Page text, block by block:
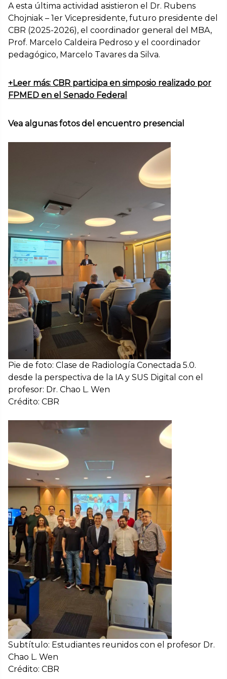
A esta última actividad asistieron el Dr. Rubens
Chojniak – 1er Vicepresidente, futuro presidente del
CBR (2025-2026), el coordinador general del MBA,
Prof. Marcelo Caldeira Pedroso y el coordinador
pedagógico, Marcelo Tavares da Silva.
+Leer más: CBR participa en simposio realizado por
FPMED en el Senado Federal
Vea algunas fotos del encuentro presencial
Pie de foto: Clase de Radiología Conectada 5.0.
desde la perspectiva de la IA y SUS Digital con el
profesor: Dr. Chao L. Wen
Crédito: CBR
Subtítulo: Estudiantes reunidos con el profesor Dr.
Chao L. Wen
Crédito: CBR